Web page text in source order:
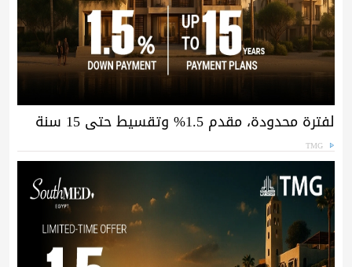
لفترة محدودة، مقدم 1.5% وتقسيط حتى 15 سنة
TMG